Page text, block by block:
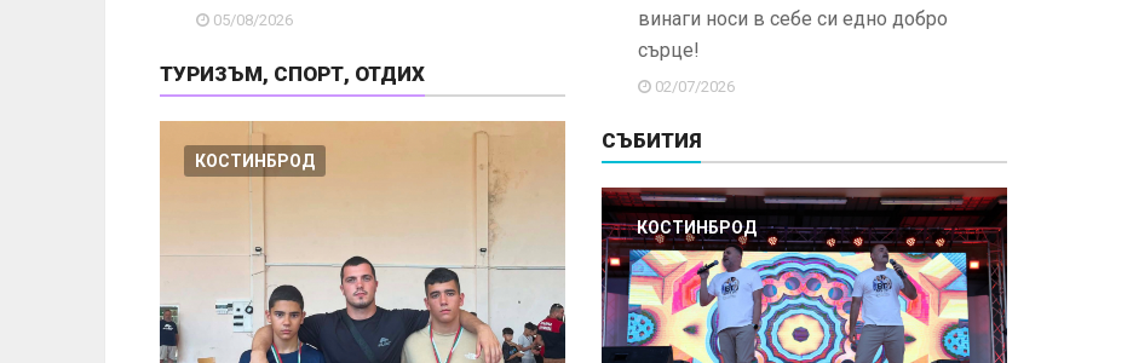
05/08/2026
ТУРИЗЪМ, СПОРТ, ОТДИХ
КОСТИНБРОД
винаги носи в себе си едно добро
сърце!
02/07/2026
СЪБИТИЯ
КОСТИНБРОД